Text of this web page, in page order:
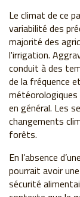
Le climat de ce
variabilité des
majorité des
l'irrigation.
conduit à des
de la fréquence
en général. Les
changements
forêts.
En l’absence
pourrait avoir
sécurité